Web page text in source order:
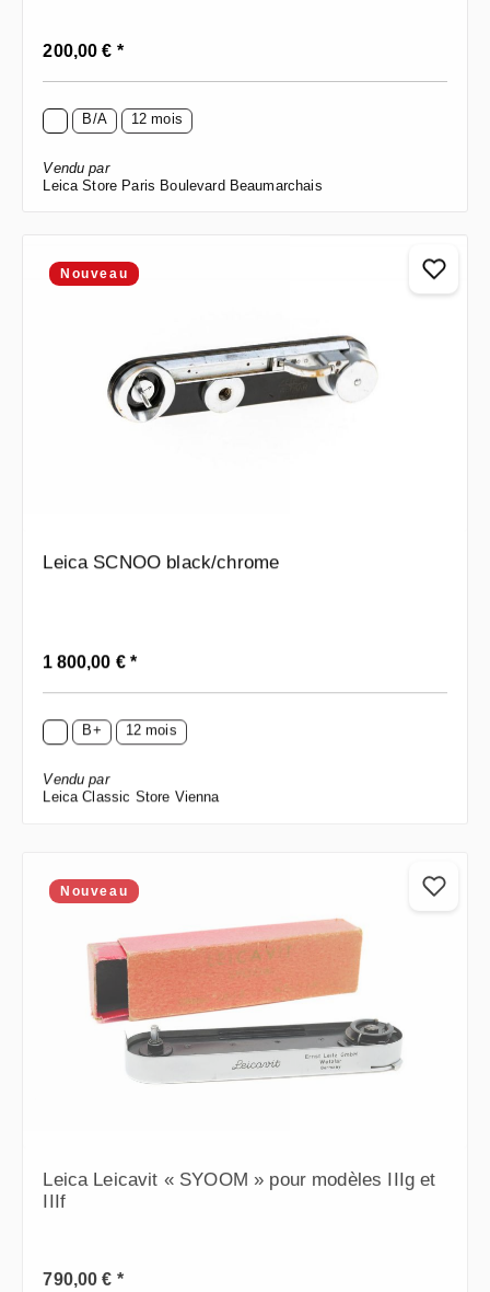
Prix régulier :
200,00 € *
B/A 12 mois
Vendu par
Leica Store Paris Boulevard Beaumarchais
Nouveau
Leica SCNOO black/chrome
Prix régulier :
1 800,00 € *
B+ 12 mois
Vendu par
Leica Classic Store Vienna
Nouveau
Leica Leicavit « SYOOM » pour modèles IIIg et
IIIf
790,00 € *